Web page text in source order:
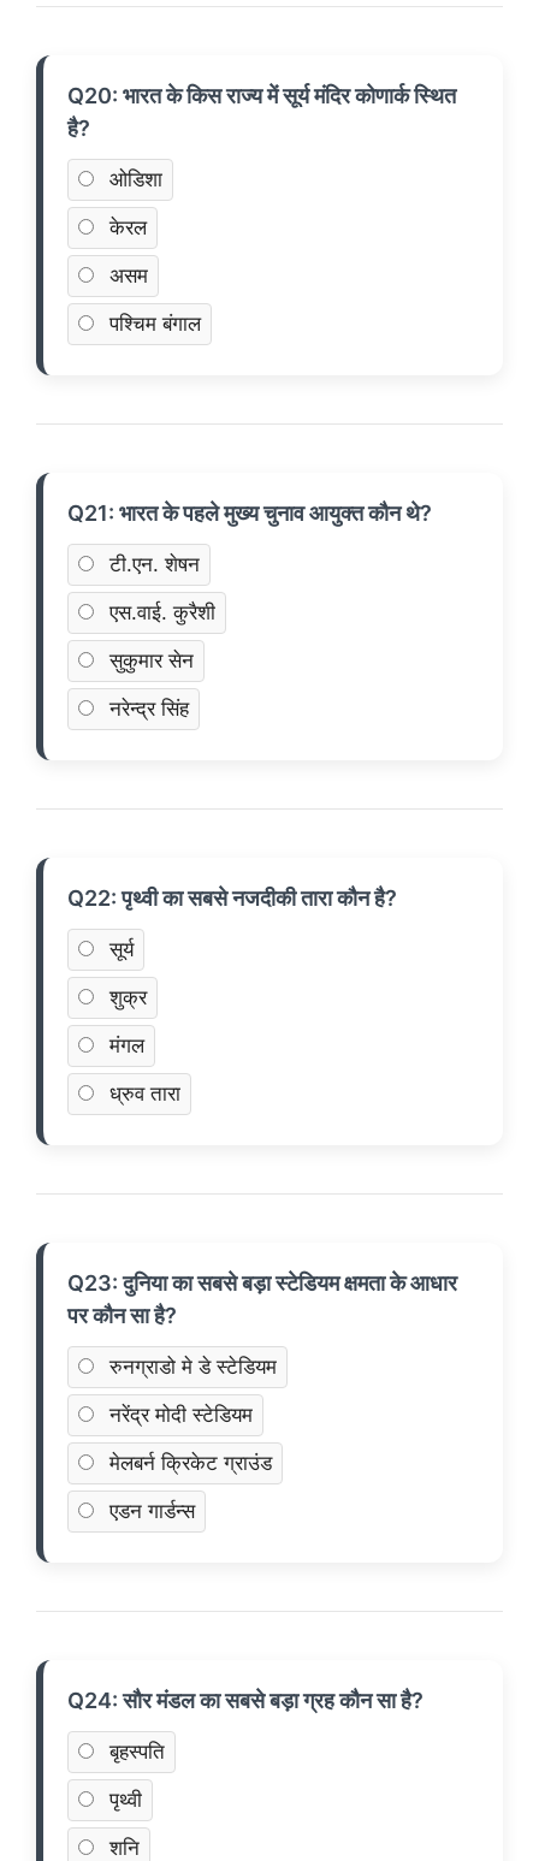
Q20: भारत के किस राज्य में सूर्य मंदिर कोणार्क स्थित
है?
ओडिशा
केरल
असम
पश्चिम बंगाल
Q21: भारत के पहले मुख्य चुनाव आयुक्त कौन थे?
टी.एन. शेषन
एस.वाई. कुरैशी
सुकुमार सेन
नरेन्द्र सिंह
Q22: पृथ्वी का सबसे नजदीकी तारा कौन है?
सूर्य
शुक्र
मंगल
ध्रुव तारा
Q23: दुनिया का सबसे बड़ा स्टेडियम क्षमता के आधार
पर कौन सा है?
रुनग्राडो मे डे स्टेडियम
नरेंद्र मोदी स्टेडियम
मेलबर्न क्रिकेट ग्राउंड
एडन गार्डन्स
Q24: सौर मंडल का सबसे बड़ा ग्रह कौन सा है?
बृहस्पति
पृथ्वी
शनि